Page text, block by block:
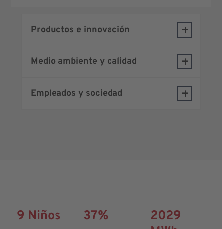
Productos e innovación
Medio ambiente y calidad
Empleados y sociedad
9 Niños 37%
2029